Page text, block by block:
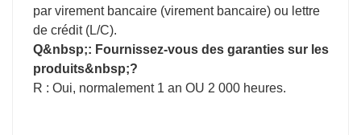
par virement bancaire (virement bancaire) ou lettre
de crédit (L/C).
Q&nbsp;: Fournissez-vous des garanties sur les
produits&nbsp;?
R : Oui, normalement 1 an OU 2 000 heures.